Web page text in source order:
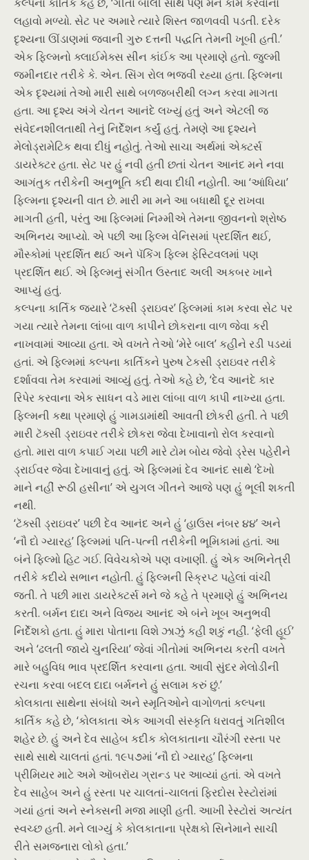
લહાવો મળ્યો. સેટ પર અમારે ત્યારે શિસ્ત જાળવવી પડતી. દરેક
દૃશ્યના ઊંડાણમાં જવાની ગુરુ દત્તની પદ્ધતિ તેમની ખૂબી હતી.’
એક ફિલ્મનો ક્લાઈમેક્સ સીન કાંઈક આ પ્રમાણે હતો. જુલ્મી
જમીનદાર તરીકે કે. એન. સિંગ રોલ ભજવી રહ્યા હતા. ફિલ્મના
એક દૃશ્યમાં તેઓ મારી સાથે બળજબરીથી લગ્ન કરવા માગતા
હતા. આ દૃશ્ય અંગે ચેતન આનંદે લખ્યું હતું અને એટલી જ
સંવેદનશીલતાથી તેનું નિર્દેશન કર્યું હતું. તેમણે આ દૃશ્યને
મેલોડ્રામેટિક થવા દીધું નહોતું. તેઓ સાચા અર્થમાં એક્ટર્સ
ડાયરેક્ટર હતા. સેટ પર હું નવી હતી છતાં ચેતન આનંદ મને નવા
આગંતુક તરીકેની અનુભૂતિ કદી થવા દીધી નહોતી. આ ‘આંધિયા’
ફિલ્મના દૃશ્યની વાત છે. મારી મા મને આ બધાથી દૂર રાખવા
માગતી હતી, પરંતુ આ ફિલ્મમાં નિમ્મીએ તેમના જીવનનો શ્રોષ્ઠ
અભિનય આપ્યો. એ પછી આ ફિલ્મ વેનિસમાં પ્રદર્શિત થઈ,
મૌસ્કોમાં પ્રદર્શિત થઈ અને પૅકિંગ ફિલ્મ ફેસ્ટિવલમાં પણ
પ્રદર્શિત થઈ. એ ફિલ્મનું સંગીત ઉસ્તાદ અલી અકબર ખાને
આપ્યું હતું.
કલ્પના કાર્તિક જ્યારે ‘ટૅક્સી ડ્રાઇવર’ ફિલ્મમાં કામ કરવા સેટ પર
ગયા ત્યારે તેમના લાંબા વાળ કાપીને છોકરાના વાળ જેવા કરી
નાખવામાં આવ્યા હતા. એ વખતે તેઓ ‘મેરે બાલ’ કહીને રડી પડયાં
હતાં. એ ફિલ્મમાં કલ્પના કાર્તિકને પુરુષ ટેકસી ડ્રાઇવર તરીકે
દર્શાવવા તેમ કરવામાં આવ્યું હતું. તેઓ કહે છે, ‘દેવ આનંદે કાર
રિપેર કરવાના એક સાધન વડે મારા લાંબા વાળ કાપી નાખ્યા હતા.
ફિલ્મની કથા પ્રમાણે હું ગામડામાંથી આવતી છોકરી હતી. તે પછી
મારી ટૅક્સી ડ્રાઇવર તરીકે છોકરા જેવા દેખાવાનો રોલ કરવાનો
હતો. મારા વાળ કપાઈ ગયા પછી મારે ટોમ બોય જેવો ડ્રેસ પહેરીને
ડ્રાઈવર જેવા દેખાવાનું હતું. એ ફિલ્મમાં દેવ આનંદ સાથે ‘દેખો
માને નહીં રૂઠી હસીના’ એ યુગલ ગીતને આજે પણ હું ભૂલી શકતી
નથી.
‘ટૅક્સી ડ્રાઇવર’ પછી દેવ આનંદ અને હું ‘હાઉસ નંબર ૪૪’ અને
‘નૌ દો ગ્યારહ’ ફિલ્મમાં પતિ-પત્ની તરીકેની ભૂમિકામાં હતાં. આ
બંને ફિલ્મો હિટ ગઈ. વિવેચકોએ પણ વખાણી. હું એક અભિનેત્રી
તરીકે કદીયે સભાન નહોતી. હું ફિલ્મની સ્ક્રિપ્ટ પહેલાં વાંચી
જતી. તે પછી મારા ડાયરેક્ટર્સ મને જે કહે તે પ્રમાણે હું અભિનય
કરતી. બર્મન દાદા અને વિજય આનંદ એ બંને ખૂબ અનુભવી
નિર્દેશકો હતા. હું મારા પોતાના વિશે ઝાઝું કહી શકું નહીં. ‘ફેલી હૂઈ’
અને ‘ઢલતી જાયે ચુનરિયા’ જેવાં ગીતોમાં અભિનય કરતી વખતે
મારે બહુવિધ ભાવ પ્રદર્શિત કરવાના હતા. આવી સુંદર મેલોડીની
રચના કરવા બદલ દાદા બર્મનને હું સલામ કરું છું.’
કોલકાતા સાથેના સંબંધો અને સ્મૃતિઓને વાગોળતાં કલ્પના
કાર્તિક કહે છે, ‘કોલકાતા એક આગવી સંસ્કૃતિ ધરાવતું ગતિશીલ
શહેર છે. હું અને દેવ સાહેબ કદીક કોલકાતાના ચૌરંગી રસ્તા પર
સાથે સાથે ચાલતાં હતાં. ૧૯૫૭માં ‘નૌ દો ગ્યારહ’ ફિલ્મના
પ્રીમિયર માટે અમે ઑબરૉય ગ્રાન્ડ પર આવ્યાં હતાં. એ વખતે
દેવ સાહેબ અને હું રસ્તા પર ચાલતાં-ચાલતાં ફિરદોસ રેસ્ટોરાંમાં
ગયાં હતાં અને સ્નેક્સની મજા માણી હતી. આખી રેસ્ટોરાં અત્યંત
સ્વચ્છ હતી. મને લાગ્યું કે કોલકાતાના પ્રેક્ષકો સિનેમાને સાચી
રીતે સમજનારા લોકો હતા.’